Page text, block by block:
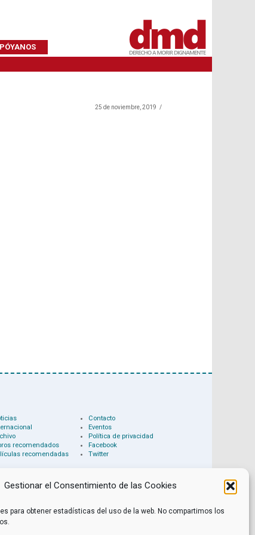
Gestionar el Consentimiento de las Cookies
para obtener estadísticas del uso de la web. No compartimos los
25 de noviembre, 2019
recomendados
recomendadas
Contacto
Eventos
Política de privacidad
Facebook
Twitter